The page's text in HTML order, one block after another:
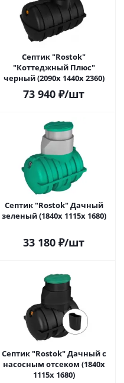
Септик "Rostok"
"Коттеджный Плюс"
черный (2090х 1440х 2360)
73 940 ₽/шт
Септик "Rostok" Дачный
зеленый (1840х 1115х 1680)
33 180 ₽/шт
Септик "Rostok" Дачный с
насосным отсеком (1840х
1115х 1680)